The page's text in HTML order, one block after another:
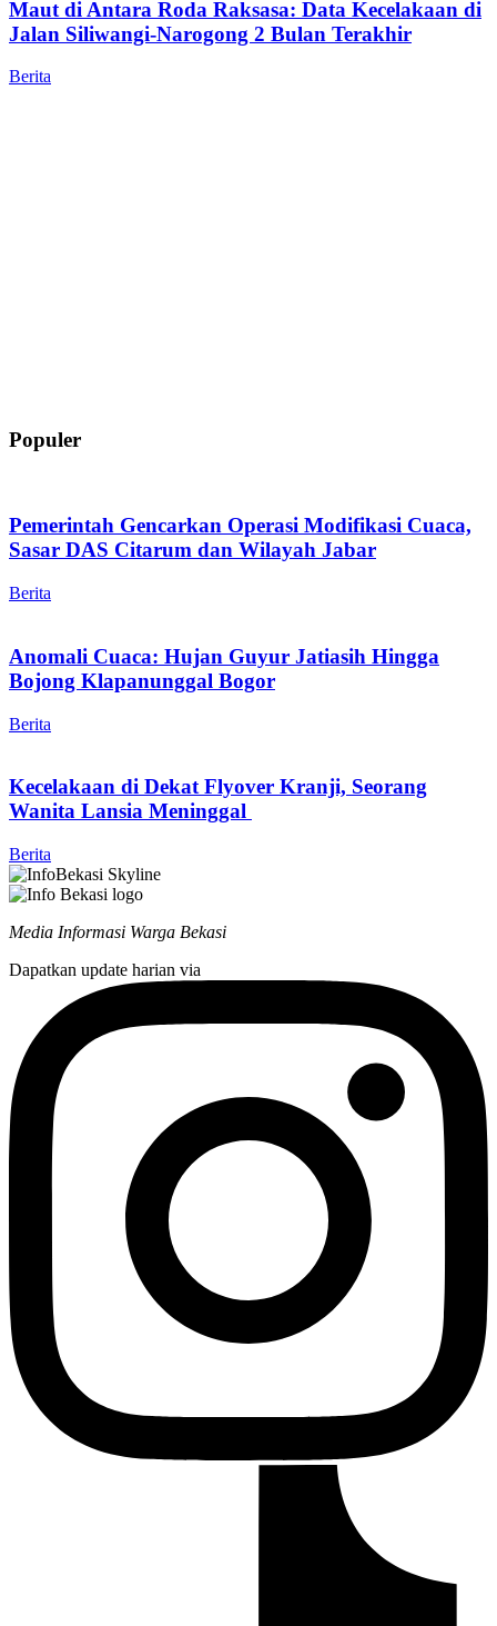
Maut di Antara Roda Raksasa: Data Kecelakaan di
Jalan Siliwangi-Narogong 2 Bulan Terakhir
Berita
Populer
Pemerintah Gencarkan Operasi Modifikasi Cuaca,
Sasar DAS Citarum dan Wilayah Jabar
Berita
Anomali Cuaca: Hujan Guyur Jatiasih Hingga
Bojong Klapanunggal Bogor
Berita
Kecelakaan di Dekat Flyover Kranji, Seorang
Wanita Lansia Meninggal
Berita
Media Informasi Warga Bekasi
Dapatkan update harian via